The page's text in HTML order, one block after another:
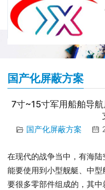
国产化屏蔽方案
7寸~15寸军用船舶导
国产化屏蔽方案
在现代的战争当中，有海
能要使用到小型舰艇、中
要很多零部件组成的，其中